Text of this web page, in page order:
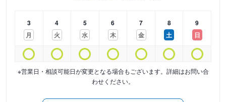
3
月
4
火
5
水
6
木
7
金
8
土
9
日
※営業日・相談可能日が変更となる場合もございます。詳細はお問い合
わせください。